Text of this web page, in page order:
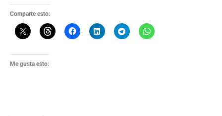
Comparte esto:
Me gusta esto: